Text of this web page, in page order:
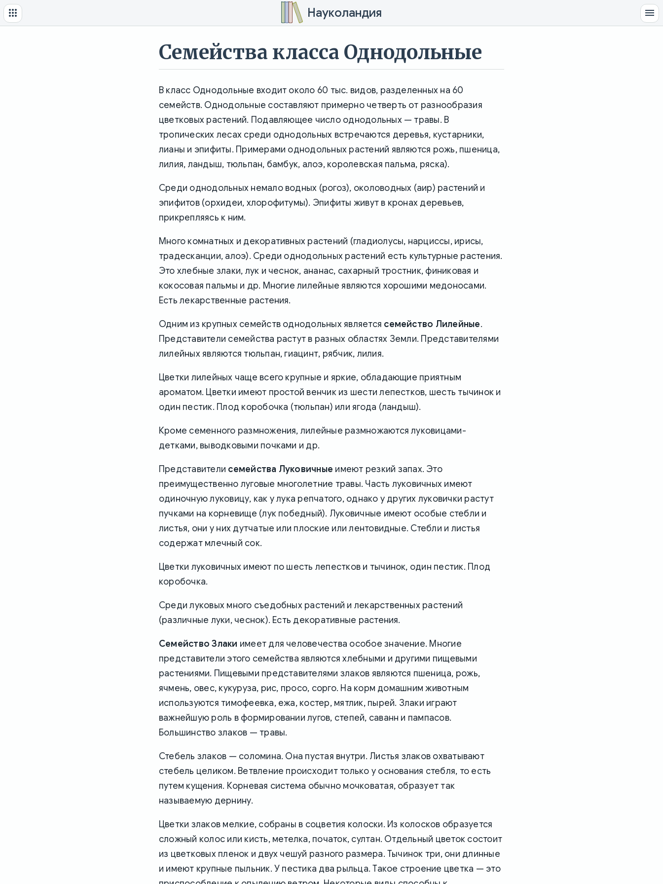
Науколандия
Семейства класса Однодольные
В класс Однодольные входит около 60 тыс. видов, разделенных на 60
семейств. Однодольные составляют примерно четверть от разнообразия
цветковых растений. Подавляющее число однодольных — травы. В
тропических лесах среди однодольных встречаются деревья, кустарники,
лианы и эпифиты. Примерами однодольных растений являются рожь, пшеница,
лилия, ландыш, тюльпан, бамбук, алоэ, королевская пальма, ряска).
Среди однодольных немало водных (рогоз), околоводных (аир) растений и
эпифитов (орхидеи, хлорофитумы). Эпифиты живут в кронах деревьев,
прикрепляясь к ним.
Много комнатных и декоративных растений (гладиолусы, нарциссы, ирисы,
традесканции, алоэ). Среди однодольных растений есть культурные растения.
Это хлебные злаки, лук и чеснок, ананас, сахарный тростник, финиковая и
кокосовая пальмы и др. Многие лилейные являются хорошими медоносами.
Есть лекарственные растения.
Одним из крупных семейств однодольных является семейство Лилейные.
Представители семейства растут в разных областях Земли. Представителями
лилейных являются тюльпан, гиацинт, рябчик, лилия.
Цветки лилейных чаще всего крупные и яркие, обладающие приятным
ароматом. Цветки имеют простой венчик из шести лепестков, шесть тычинок и
один пестик. Плод коробочка (тюльпан) или ягода (ландыш).
Кроме семенного размножения, лилейные размножаются луковицами-
детками, выводковыми почками и др.
Представители семейства Луковичные имеют резкий запах. Это
преимущественно луговые многолетние травы. Часть луковичных имеют
одиночную луковицу, как у лука репчатого, однако у других луковички растут
пучками на корневище (лук победный). Луковичные имеют особые стебли и
листья, они у них дутчатые или плоские или лентовидные. Стебли и листья
содержат млечный сок.
Цветки луковичных имеют по шесть лепестков и тычинок, один пестик. Плод
коробочка.
Среди луковых много съедобных растений и лекарственных растений
(различные луки, чеснок). Есть декоративные растения.
Семейство Злаки имеет для человечества особое значение. Многие
представители этого семейства являются хлебными и другими пищевыми
растениями. Пищевыми представителями злаков являются пшеница, рожь,
ячмень, овес, кукуруза, рис, просо, сорго. На корм домашним животным
используются тимофеевка, ежа, костер, мятлик, пырей. Злаки играют
важнейшую роль в формировании лугов, степей, саванн и пампасов.
Большинство злаков — травы.
Стебель злаков — соломина. Она пустая внутри. Листья злаков охватывают
стебель целиком. Ветвление происходит только у основания стебля, то есть
путем кущения. Корневая система обычно мочковатая, образует так
называемую дернину.
Цветки злаков мелкие, собраны в соцветия колоски. Из колосков образуется
сложный колос или кисть, метелка, початок, султан. Отдельный цветок состоит
из цветковых пленок и двух чешуй разного размера. Тычинок три, они длинные
и имеют крупные пыльник. У пестика два рыльца. Такое строение цветка — это